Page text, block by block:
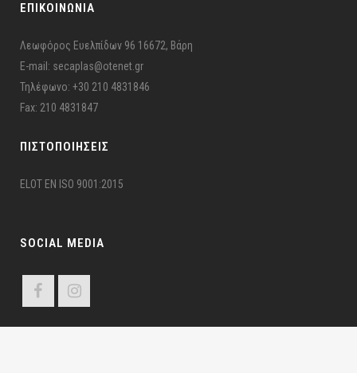
ΕΠΙΚΟΙΝΩΝΙΑ
Λεωφόρος Ευελπίδων 96 16672, Βάρη
E-mail: secaplas@otenet.gr
Τηλέφωνο: +30 210 4831846
Fax: 210 4831847
ΠΙΣΤΟΠΟΙΉΣΕΙΣ
ELOT EN ISO 9001:2015
SOCIAL MEDIA